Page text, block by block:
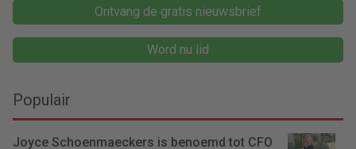
Ontvang de gratis nieuwsbrief
Word nu lid
Populair
Joyce Schoenmaeckers is benoemd tot CFO